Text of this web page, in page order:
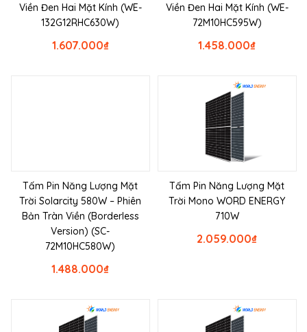
Viền Đen Hai Mặt Kính (WE-
132G12RHC630W)
₫
1.607.000
Viền Đen Hai Mặt Kính (WE-
72M10HC595W)
₫
1.458.000
Tấm Pin Năng Lượng Mặt
Trời Solarcity 580W – Phiên
Bản Tràn Viền (Borderless
Version) (SC-
72M10HC580W)
₫
1.488.000
Tấm Pin Năng Lượng Mặt
Trời Mono WORD ENERGY
710W
₫
2.059.000